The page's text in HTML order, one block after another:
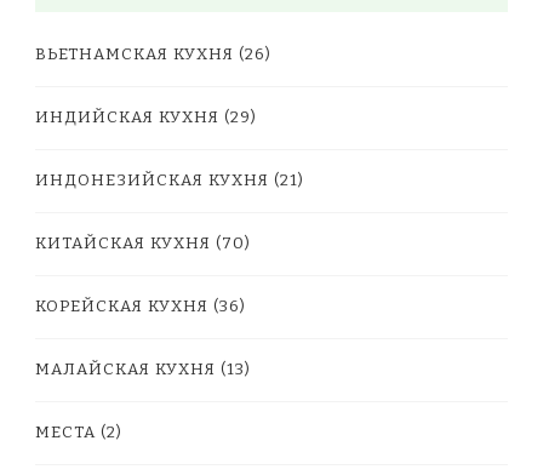
ВЬЕТНАМСКАЯ КУХНЯ (26)
ИНДИЙСКАЯ КУХНЯ (29)
ИНДОНЕЗИЙСКАЯ КУХНЯ (21)
КИТАЙСКАЯ КУХНЯ (70)
КОРЕЙСКАЯ КУХНЯ (36)
МАЛАЙСКАЯ КУХНЯ (13)
МЕСТА (2)